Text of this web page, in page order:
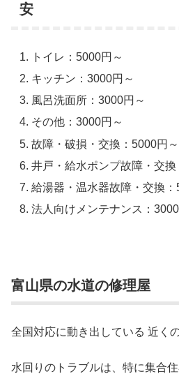
安
トイレ：5000円～
キッチン：3000円～
風呂洗面所：3000円～
その他：3000円～
故障・破損・交換：5000円～
井戸・給水ポンプ故障・交換
給湯器・温水器故障・交換：
法人向けメンテナンス：
富山県の水道の修理屋
全国対応に動き出している 近く
水回りのトラブルは、特に集合